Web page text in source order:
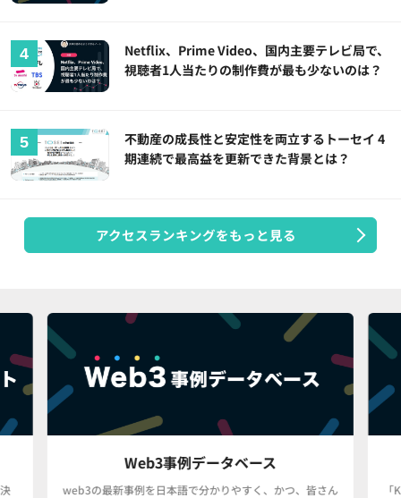
Netflix、Prime Video、国内主要テレビ局で、
視聴者1人当たりの制作費が最も少ないのは？
不動産の成長性と安定性を両立するトーセイ 4
期連続で最高益を更新できた背景とは？
アクセスランキングをもっと見る
Web3事例データベース
web3の最新事例を日本語で分かりやすく、かつ、皆さん